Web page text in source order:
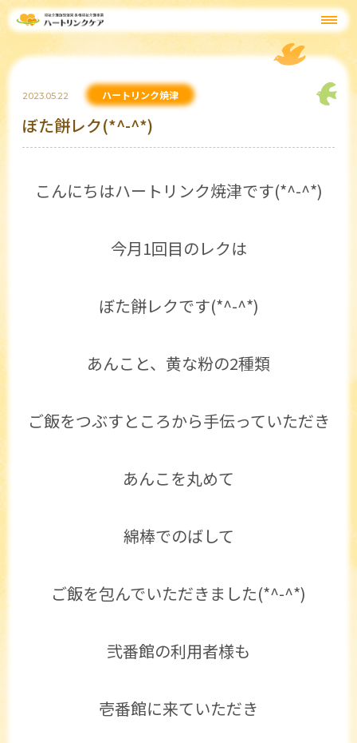
2023.05.22 ハートリンク焼津
ぼた餅レク(*^-^*)
こんにちはハートリンク焼津です(*^-^*)
今月1回目のレクは
ぼた餅レクです(*^-^*)
あんこと、黄な粉の2種類
ご飯をつぶすところから手伝っていただき
あんこを丸めて
綿棒でのばして
ご飯を包んでいただきました(*^-^*)
弐番館の利用者様も
壱番館に来ていただき